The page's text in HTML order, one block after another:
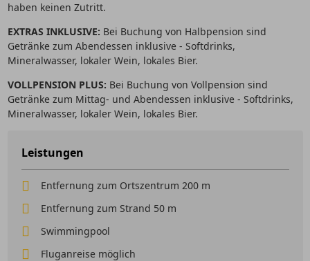
haben keinen Zutritt.
EXTRAS INKLUSIVE: Bei Buchung von Halbpension sind
Getränke zum Abendessen inklusive - Softdrinks,
Mineralwasser, lokaler Wein, lokales Bier.
VOLLPENSION PLUS: Bei Buchung von Vollpension sind
Getränke zum Mittag- und Abendessen inklusive - Softdrinks,
Mineralwasser, lokaler Wein, lokales Bier.
Leistungen
Entfernung zum Ortszentrum 200 m
Entfernung zum Strand 50 m
Swimmingpool
Fluganreise möglich